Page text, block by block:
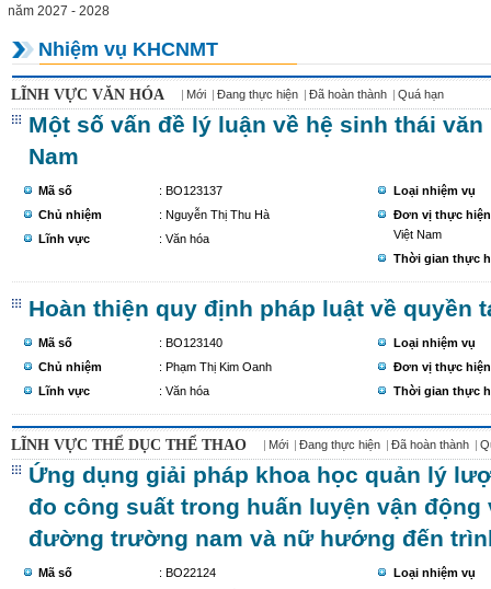
năm 2027 - 2028
Nhiệm vụ KHCNMT
LĨNH VỰC VĂN HÓA Mới Đang thực hiện Đã hoàn thành Quá hạn
Một số vấn đề lý luận về hệ sinh thái
Nam
Mã số
: BO123137
Chủ nhiệm
: Nguyễn Thị Thu Hà
Lĩnh vực
: Văn hóa
Loại nhiệm vụ
Đơn vị thực hiện
Việt Nam
Thời gian thực
Hoàn thiện quy định pháp luật về quyền
Mã số
: BO123140
Chủ nhiệm
: Phạm Thị Kim Oanh
Lĩnh vực
: Văn hóa
Loại nhiệm vụ
Đơn vị thực hiện
Thời gian thực
LĨNH VỰC THỂ DỤC THỂ THAO Mới Đang thực hiện Đã hoàn thành
Ứng dụng giải pháp khoa học quản lý
đo công suất trong huấn luyện vận động
đường trường nam và nữ hướng đến
Mã số
: BO22124
Loại nhiệm vụ